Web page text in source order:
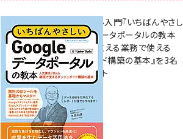
無料BIツール入門『いちばんやさし
いGoogleデータポータルの教本
人気講師が教える業務で使える
ダッシュボード構築の基本』を3名
様にプレゼント
7月31日 10:00